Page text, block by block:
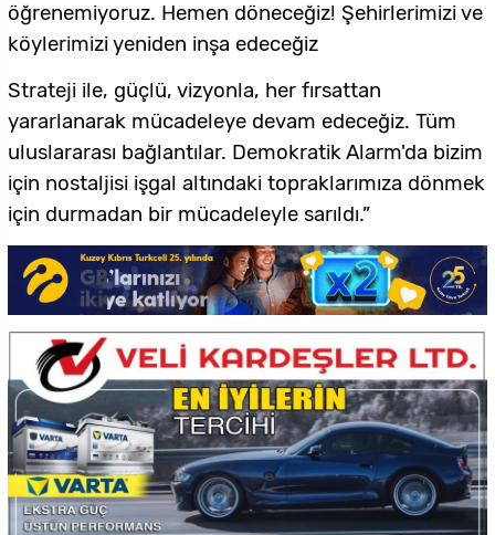
öğrenemiyoruz. Hemen döneceğiz! Şehirlerimizi ve
köylerimizi yeniden inşa edeceğiz
Strateji ile, güçlü, vizyonla, her fırsattan
yararlanarak mücadeleye devam edeceğiz. Tüm
uluslararası bağlantılar. Demokratik Alarm'da bizim
için nostaljisi işgal altındaki topraklarımıza dönmek
için durmadan bir mücadeleyle sarıldı.”